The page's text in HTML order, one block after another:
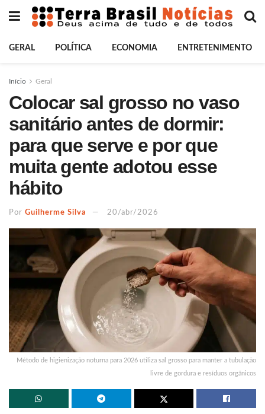
GERAL POLÍTICA ECONOMIA ENTRETENIMENTO
Início Geral
Colocar sal grosso no vaso
sanitário antes de dormir:
para que serve e por que
muita gente adotou esse
hábito
Por Guilherme Silva 20/abr/2026
Método de higienização noturna para 2026 utiliza sal grosso para manter a tubulação
livre de gordura e resíduos orgânicos